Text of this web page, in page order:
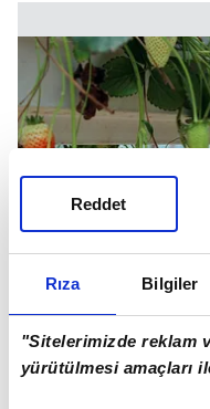
Rıza Bilgiler
"Sitelerimizde reklam
yürütülmesi amaçları
Reddet